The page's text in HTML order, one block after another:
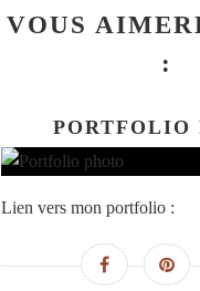
VOUS
:
PORTFOLIO
Lien vers mon portfolio :